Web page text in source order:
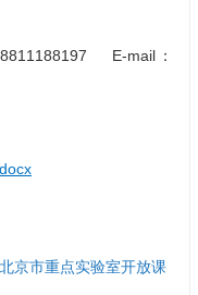
E-mail：
京市重点实验室开放课